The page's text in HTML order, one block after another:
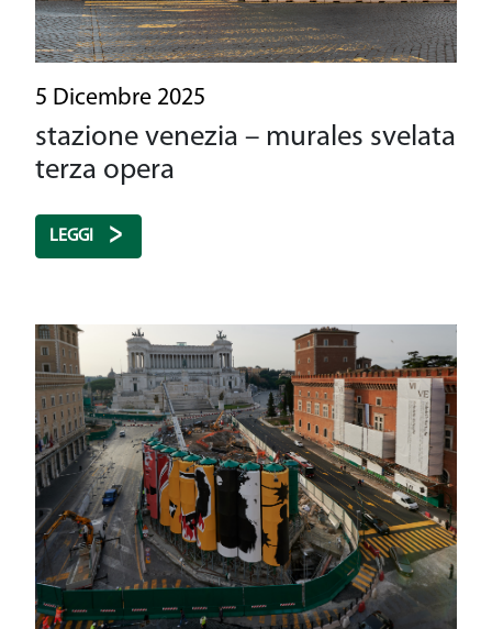
5 Dicembre 2025
stazione venezia – murales svelata
terza opera
LEGGI